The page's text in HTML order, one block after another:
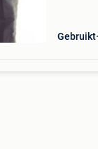
Gebruikt